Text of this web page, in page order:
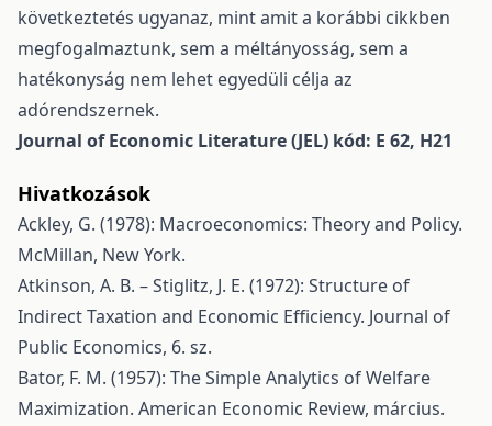
következtetés ugyanaz, mint amit a korábbi cikkben
megfogalmaztunk, sem a méltányosság, sem a
hatékonyság nem lehet egyedüli célja az
adórendszernek.
Journal of Economic Literature (JEL) kód: E 62, H21
Hivatkozások
Ackley, G. (1978): Macroeconomics: Theory and Policy.
McMillan, New York.
Atkinson, A. B. – Stiglitz, J. E. (1972): Structure of
Indirect Taxation and Economic Efficiency. Journal of
Public Economics, 6. sz.
Bator, F. M. (1957): The Simple Analytics of Welfare
Maximization. American Economic Review, március.